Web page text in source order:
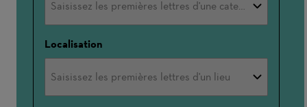
Localisation